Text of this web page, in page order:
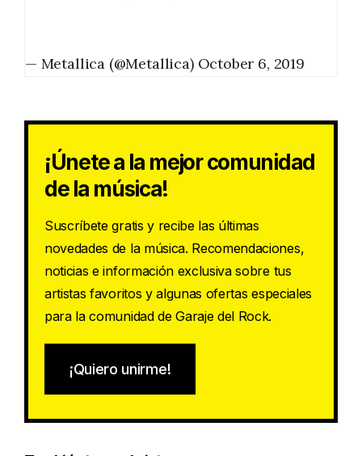
— Metallica (@Metallica) October 6, 2019
¡Únete a la mejor comunidad
de la música!
Suscríbete gratis y recibe las últimas
novedades de la música. Recomendaciones,
noticias e información exclusiva sobre tus
artistas favoritos y algunas ofertas especiales
para la comunidad de Garaje del Rock.
¡Quiero unirme!